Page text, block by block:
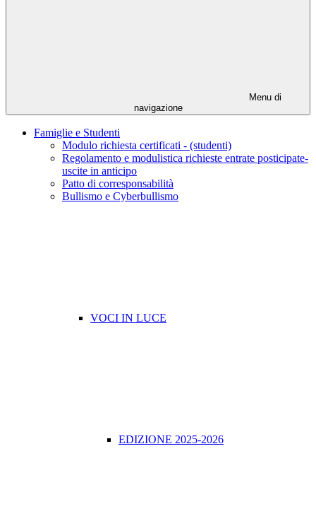
Menu di
navigazione
Famiglie e Studenti
Modulo richiesta certificati - (studenti)
Regolamento e modulistica richieste entrate posticipate-
uscite in anticipo
Patto di corresponsabilità
Bullismo e Cyberbullismo
VOCI IN LUCE
EDIZIONE 2025-2026